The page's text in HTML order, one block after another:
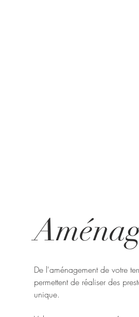
De l'aménagement de votre
permettent de réaliser des
unique.